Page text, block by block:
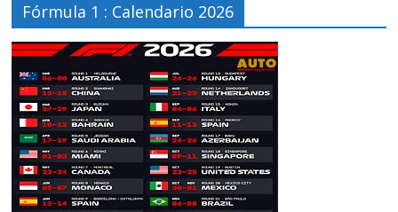
Fórmula 1 : Calendario 2026